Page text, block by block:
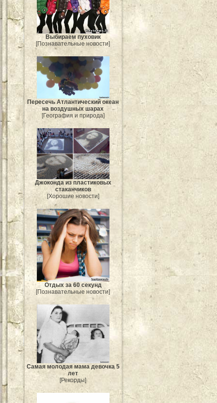
Выбираем пуховик
[Познавательные новости]
Пересечь Атлантический океан
на воздушных шарах
[География и природа]
Джоконда из пластиковых
стаканчиков
[Хорошие новости]
Отдых за 60 секунд
[Познавательные новости]
Самая молодая мама девочка 5
лет
[Рекорды]